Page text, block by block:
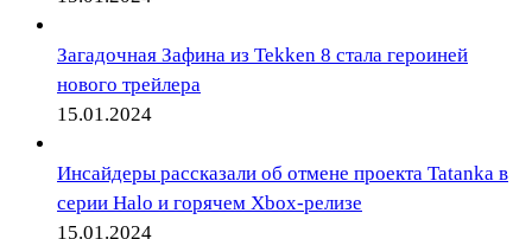
Загадочная Зафина из Tekken 8 стала героиней
нового трейлера
15.01.2024
Инсайдеры рассказали об отмене проекта Tatanka в
серии Halo и горячем Xbox-релизе
15.01.2024